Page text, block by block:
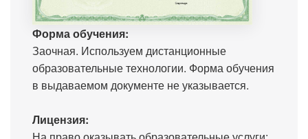
Форма обучения:
Заочная. Используем дистанционные
образовательные технологии. Форма обучения
в выдаваемом документе не указывается.
Лицензия: